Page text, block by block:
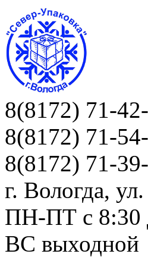
8(8172) 71-
8(8172) 71-
8(8172) 71-
г. Вологда,
ПН-ПТ c 8:30
ВС выходной